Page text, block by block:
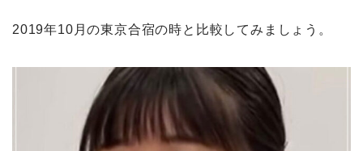
2019年10月の東京合宿の時と比較してみましょう。